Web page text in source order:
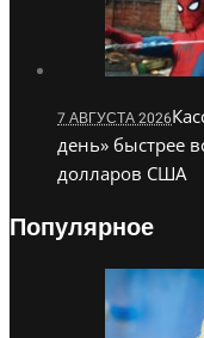
7 АВГУСТА 2026
день» быстрее
долларов США
Популярное